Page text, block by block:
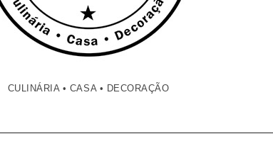
CULINÁRIA • CASA • DECORAÇÃO